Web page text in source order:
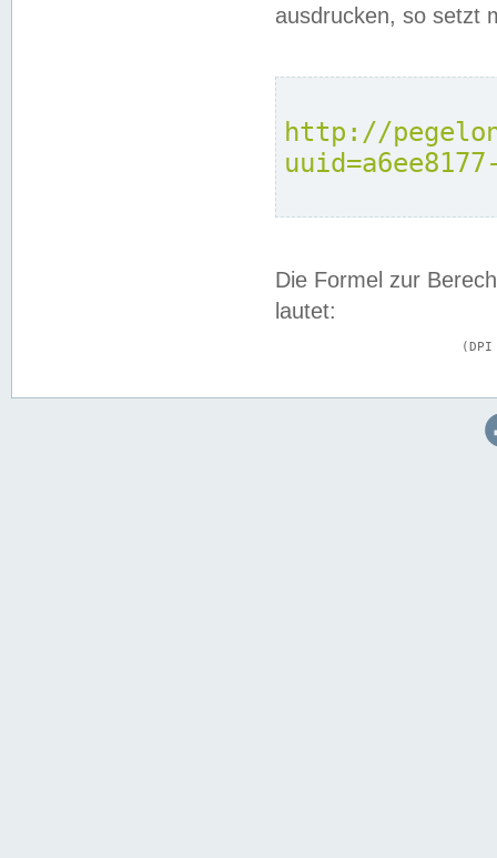
ausdrucken, so setzt
http://
Die Formel zur
lautet: